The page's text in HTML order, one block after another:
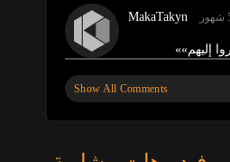
MakaTakyn
إليهم»»
BellaWow
Show All Comments